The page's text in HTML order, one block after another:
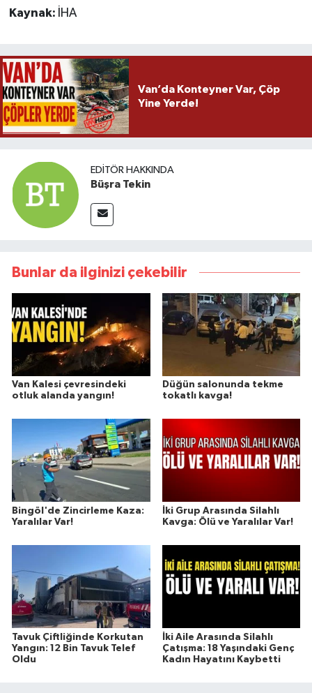
Kaynak: İHA
Van’da Konteyner Var, Çöp
Yine Yerde!
EDITÖR HAKKINDA
Büşra Tekin
Bunlar da ilginizi çekebilir
Van Kalesi çevresindeki
otluk alanda yangın!
Düğün salonunda tekme
tokatlı kavga!
Bingöl'de Zincirleme Kaza:
Yaralılar Var!
İki Grup Arasında Silahlı
Kavga: Ölü ve Yaralılar Var!
Tavuk Çiftliğinde Korkutan
Yangın: 12 Bin Tavuk Telef
Oldu
İki Aile Arasında Silahlı
Çatışma: 18 Yaşındaki Genç
Kadın Hayatını Kaybetti